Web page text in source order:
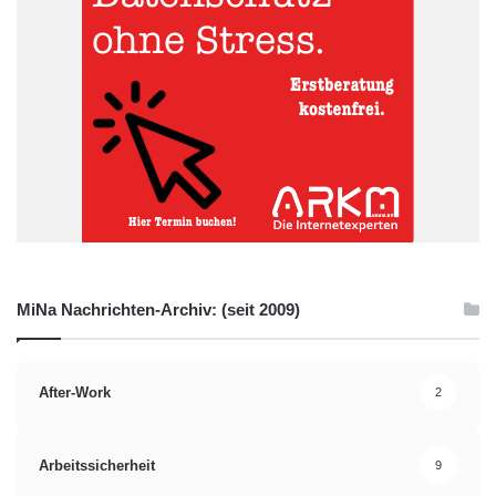
Mitarbeiter die benötigten Ressourcen leicht finden können
und sich in ihrem Arbeitsumfeld gut unterstützt fühlen,
steigt die Mitarbeiterzufriedenheit. Dies wiederum kann
dazu führen, dass Mitarbeiter länger im Unternehmen
verbleiben und somit den Fachkräftemangel verringern.
MiNa Nachrichten-Archiv: (seit 2009)
After-Work 2
Arbeitssicherheit 9